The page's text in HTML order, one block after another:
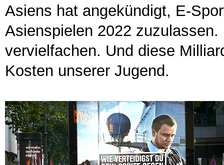
Asiens hat angekündigt, E-
Asienspielen 2022
vervielfachen. Und diese
Kosten unserer Jugend.